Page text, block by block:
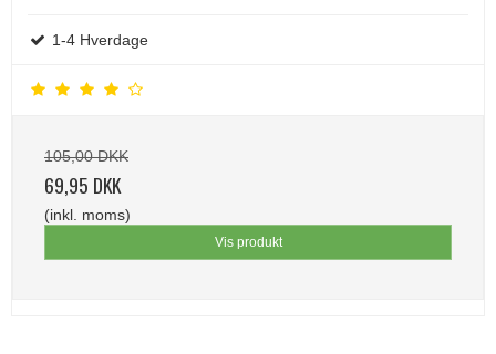
1-4 Hverdage
105,00 DKK
69,95 DKK
(inkl. moms)
Vis produkt